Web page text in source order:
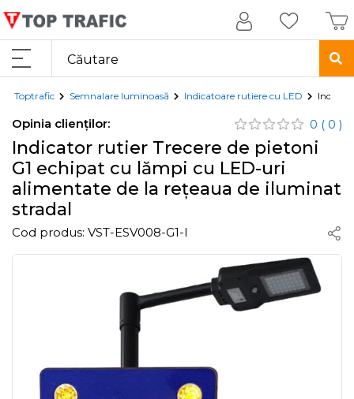
Toptrafic Semnalare luminoasă Indicatoare rutiere cu LED
Opinia clienților: 0 ( 0 )
Indicator rutier Trecere de pietoni
G1 echipat cu lămpi cu LED-uri
alimentate de la rețeaua de iluminat
stradal
Cod produs: VST-ESV008-G1-I